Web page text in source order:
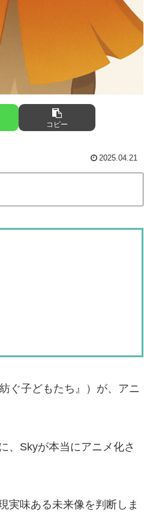
コピー
2025.04.21
ぐ子どもたち』）が、アニ
、Skyが本当にアニメ化さ
実味ある未来像を判断しま